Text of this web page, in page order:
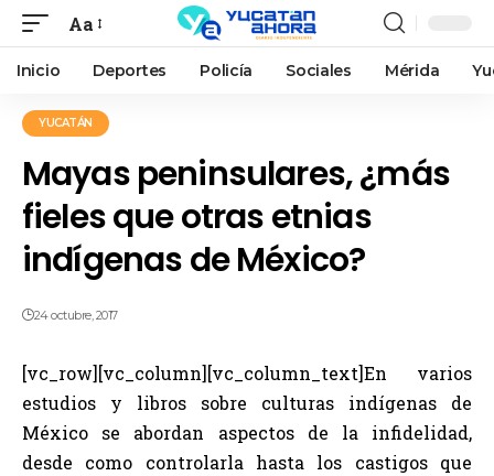
Aa
Inicio Deportes Policía Sociales Mérida
YUCATÁN
Mayas peninsulares, ¿más
fieles que otras etnias
indígenas de México?
24 octubre, 2017
[vc_row][vc_column][vc_column_text]En varios
estudios y libros sobre culturas indígenas de
México se abordan aspectos de la infidelidad,
desde como controlarla hasta los castigos que